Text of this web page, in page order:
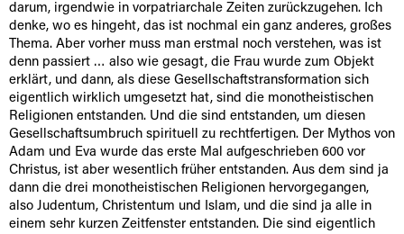
darum, irgendwie in vorpatriarchale Zeiten zurückzugehen. Ich
denke, wo es hingeht, das ist nochmal ein ganz anderes, großes
Thema. Aber vorher muss man erstmal noch verstehen, was ist
denn passiert … also wie gesagt, die Frau wurde zum Objekt
erklärt, und dann, als diese Gesellschaftstransformation sich
eigentlich wirklich umgesetzt hat, sind die monotheistischen
Religionen entstanden. Und die sind entstanden, um diesen
Gesellschaftsumbruch spirituell zu rechtfertigen. Der Mythos von
Adam und Eva wurde das erste Mal aufgeschrieben 600 vor
Christus, ist aber wesentlich früher entstanden. Aus dem sind ja
dann die drei monotheistischen Religionen hervorgegangen,
also Judentum, Christentum und Islam, und die sind ja alle in
einem sehr kurzen Zeitfenster entstanden. Die sind eigentlich